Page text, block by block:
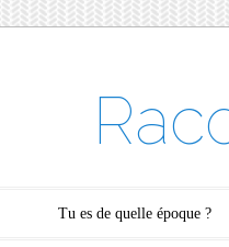
Tu es de quelle époque ?